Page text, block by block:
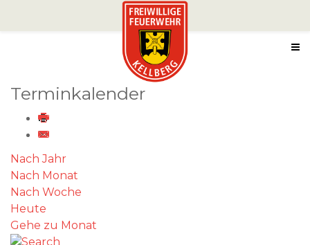
Terminkalender
Nach Jahr
Nach Monat
Nach Woche
Heute
Gehe zu Monat